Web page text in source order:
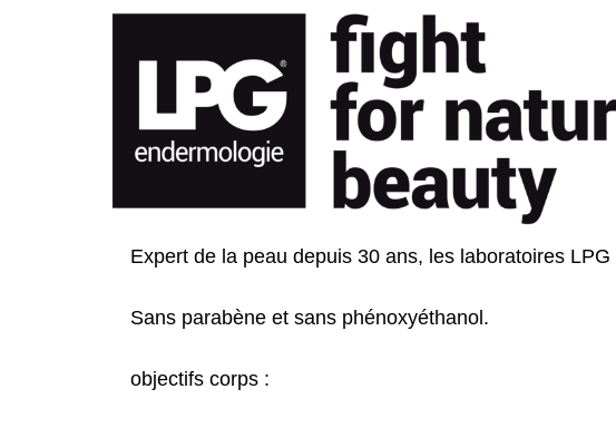
Expert de la peau depuis 30 ans, les laboratoires
Sans parabène et sans phénoxyéthanol.
objectifs corps :